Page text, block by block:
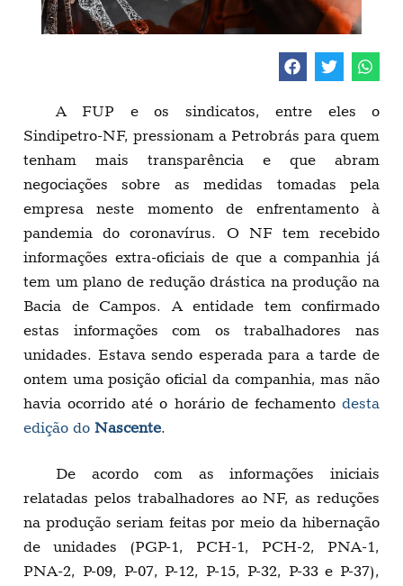
A FUP e os sindicatos, entre eles o
Sindipetro-NF, pressionam a Petrobrás para quem
tenham mais transparência e que abram
negociações sobre as medidas tomadas pela
empresa neste momento de enfrentamento à
pandemia do coronavírus. O NF tem recebido
informações extra-oficiais de que a companhia já
tem um plano de redução drástica na produção na
Bacia de Campos. A entidade tem confirmado
estas informações com os trabalhadores nas
unidades. Estava sendo esperada para a tarde de
ontem uma posição oficial da companhia, mas não
havia ocorrido até o horário de fechamento desta
edição do Nascente.
De acordo com as informações iniciais
relatadas pelos trabalhadores ao NF, as reduções
na produção seriam feitas por meio da hibernação
de unidades (PGP-1, PCH-1, PCH-2, PNA-1,
PNA-2, P-09, P-07, P-12, P-15, P-32, P-33 e P-37),